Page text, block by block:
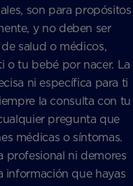
son para propósitos
y no deben ser
salud o médicos,
o tu bebé por nacer. La
ni específica para ti
la consulta con tu
pregunta que
médicas o síntomas.
profesional ni demores
información que hayas